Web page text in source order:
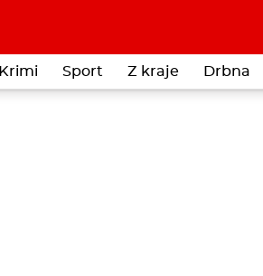
Krimi Sport Z kraje Drbna